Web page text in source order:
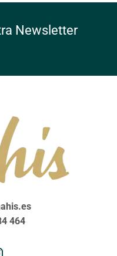
Newsletter
464